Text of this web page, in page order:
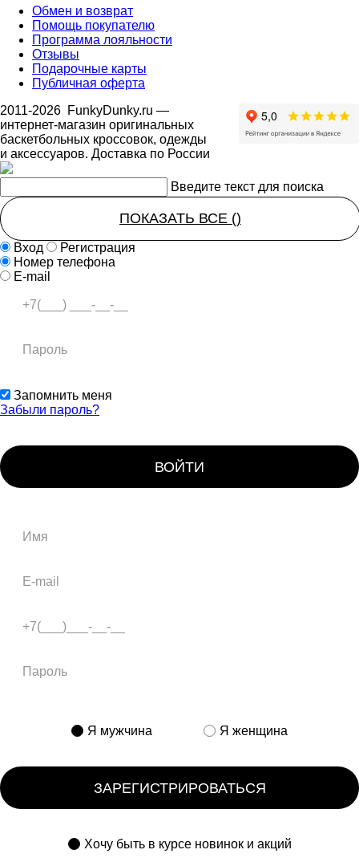
Обмен и возврат
Помощь покупателю
Программа лояльности
Отзывы
Подарочные карты
Публичная оферта
2011-2026 FunkyDunky.ru —
интернет-магазин оригинальных
баскетбольных кроссовок, одежды
и аксессуаров. Доставка по России
Введите текст для поиска
ПОКАЗАТЬ ВСЕ ()
Вход
Регистрация
Номер телефона
E-mail
Запомнить меня
Забыли пароль?
ВОЙТИ
Я мужчина Я женщина
ЗАРЕГИСТРИРОВАТЬСЯ
Хочу быть в курсе новинок и акций